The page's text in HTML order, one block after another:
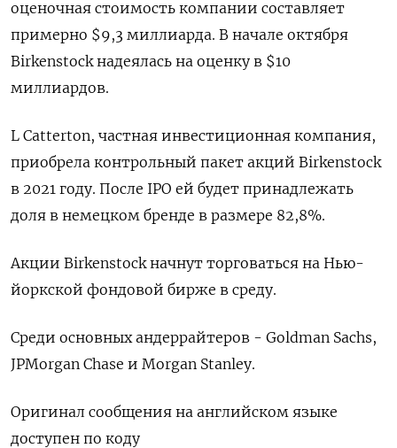
оценочная стоимость компании составляет
примерно $9,3 миллиарда. В начале октября
Birkenstock надеялась на оценку в $10
миллиардов.
L Catterton, частная инвестиционная компания,
приобрела контрольный пакет акций Birkenstock
в 2021 году. После IPO ей будет принадлежать
доля в немецком бренде в размере 82,8%.
Акции Birkenstock начнут торговаться на Нью-
йоркской фондовой бирже в среду.
Среди основных андеррайтеров - Goldman Sachs,
JPMorgan Chase и Morgan Stanley.
Оригинал сообщения на английском языке
доступен по коду